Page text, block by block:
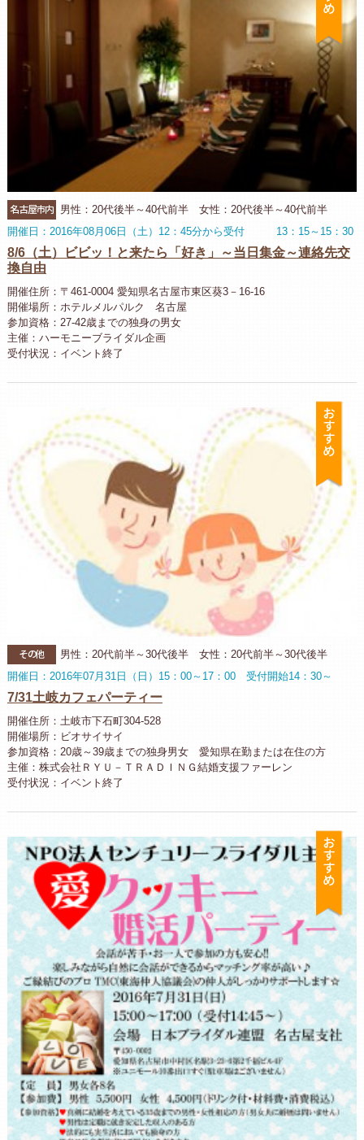
名古屋市内
男性：20代後半～40代前半 女性：20代後半～40代前半
開催日：2016年08月06日（土）12：45分から受付 13：15～15：30
8/6（土）ビビッ！と来たら「好き」～当日集金～連絡先交
換自由
開催住所：〒461-0004 愛知県名古屋市東区葵3－16-16
開催場所：ホテルメルパルク 名古屋
参加資格：27-42歳までの独身の男女
主催：ハーモニーブライダル企画
受付状況：イベント終了
その他
男性：20代前半～30代後半 女性：20代前半～30代後半
開催日：2016年07月31日（日）15：00～17：00 受付開始14：30～
7/31土岐カフェパーティー
開催住所：土岐市下石町304-528
開催場所：ビオサイサイ
参加資格：20歳～39歳までの独身男女 愛知県在勤または在住の方
主催：株式会社ＲＹＵ－ＴＲＡＤＩＮＧ結婚支援ファーレン
受付状況：イベント終了
お